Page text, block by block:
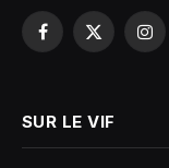
Facebook
X
SUR LE VIF